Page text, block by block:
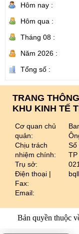
Hôm nay :
Hôm qua :
Tháng 08 :
Năm 2026 :
Tổng số :
TRANG
KHU KINH TẾ
Cơ quan chủ
quản:
Chịu trách
nhiệm chính:
Trụ sở:
Điện thoại |
Fax:
Email:
Số
TP
Bản quyền thuộc